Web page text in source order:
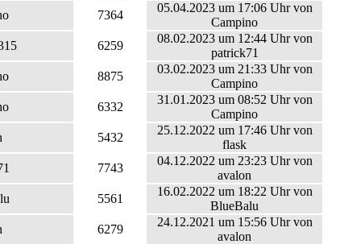
7364
05.04.2023 um 17:06 Uhr von
Campino
6259
08.02.2023 um 12:44 Uhr von
patrick71
8875
03.02.2023 um 21:33 Uhr von
Campino
6332
31.01.2023 um 08:52 Uhr von
Campino
5432
25.12.2022 um 17:46 Uhr von
flask
7743
04.12.2022 um 23:23 Uhr von
avalon
5561
16.02.2022 um 18:22 Uhr von
BlueBalu
6279
24.12.2021 um 15:56 Uhr von
avalon